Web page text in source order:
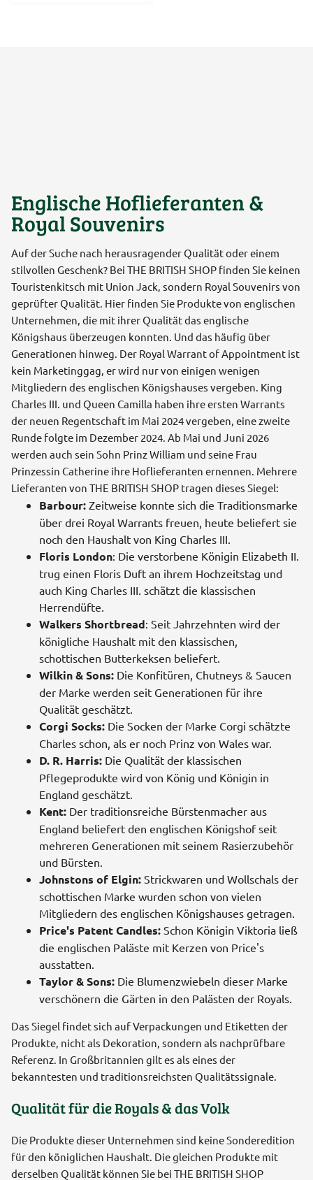
Englische Hoflieferanten &
Royal Souvenirs
Auf der Suche nach herausragender Qualität oder einem
stilvollen Geschenk? Bei THE BRITISH SHOP finden Sie keinen
Touristenkitsch mit Union Jack, sondern Royal Souvenirs von
geprüfter Qualität. Hier finden Sie Produkte von englischen
Unternehmen, die mit ihrer Qualität das englische
Königshaus überzeugen konnten. Und das häufig über
Generationen hinweg. Der Royal Warrant of Appointment ist
kein Marketinggag, er wird nur von einigen wenigen
Mitgliedern des englischen Königshauses vergeben. King
Charles III. und Queen Camilla haben ihre ersten Warrants
der neuen Regentschaft im Mai 2024 vergeben, eine zweite
Runde folgte im Dezember 2024. Ab Mai und Juni 2026
werden auch sein Sohn Prinz William und seine Frau
Prinzessin Catherine ihre Hoflieferanten ernennen. Mehrere
Lieferanten von THE BRITISH SHOP tragen dieses Siegel:
Barbour: Zeitweise konnte sich die Traditionsmarke
über drei Royal Warrants freuen, heute beliefert sie
noch den Haushalt von King Charles III.
Floris London: Die verstorbene Königin Elizabeth II.
trug einen Floris Duft an ihrem Hochzeitstag und
auch King Charles III. schätzt die klassischen
Herrendüfte.
Walkers Shortbread: Seit Jahrzehnten wird der
königliche Haushalt mit den klassischen,
schottischen Butterkeksen beliefert.
Wilkin & Sons: Die Konfitüren, Chutneys & Saucen
der Marke werden seit Generationen für ihre
Qualität geschätzt.
Corgi Socks: Die Socken der Marke Corgi schätzte
Charles schon, als er noch Prinz von Wales war.
D. R. Harris: Die Qualität der klassischen
Pflegeprodukte wird von König und Königin in
England geschätzt.
Kent: Der traditionsreiche Bürstenmacher aus
England beliefert den englischen Königshof seit
mehreren Generationen mit seinem Rasierzubehör
und Bürsten.
Johnstons of Elgin: Strickwaren und Wollschals der
schottischen Marke wurden schon von vielen
Mitgliedern des englischen Königshauses getragen.
Price's Patent Candles: Schon Königin Viktoria ließ
die englischen Paläste mit Kerzen von Price's
ausstatten.
Taylor & Sons: Die Blumenzwiebeln dieser Marke
verschönern die Gärten in den Palästen der Royals.
Das Siegel findet sich auf Verpackungen und Etiketten der
Produkte, nicht als Dekoration, sondern als nachprüfbare
Referenz. In Großbritannien gilt es als eines der
bekanntesten und traditionsreichsten Qualitätssignale.
Qualität für die Royals & das Volk
Die Produkte dieser Unternehmen sind keine Sonderedition
für den königlichen Haushalt. Die gleichen Produkte mit
derselben Qualität können Sie bei THE BRITISH SHOP